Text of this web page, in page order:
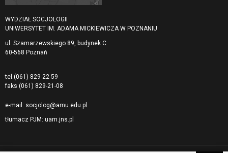
WYDZIAŁ SOCJOLOGII
UNIWERSYTET IM. ADAMA MICKIEWICZA W POZNANIU
ul. Szamarzewskiego 89, budynek C
60-568 Poznań
tel. (061) 829-22-59
faks (061) 829-21-08
e-mail: socjolog@amu.edu.pl
tłumacz PJM: uam.jns.pl